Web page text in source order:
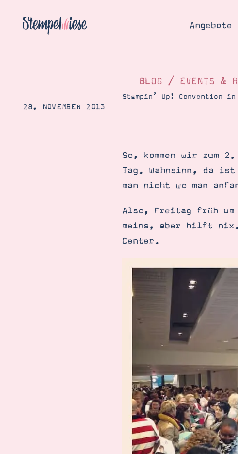
Angebote
Blog
Gutscheine
Produkte
Über
Datenschutz
BLOG / EVENTS &
Stampin’ Up! Convention
28. NOVEMBER 2013
So, kommen wir zum
Tag. Wahnsinn, da ist
man nicht wo man
Also, Freitag früh
meins, aber hilft nix.
Center.